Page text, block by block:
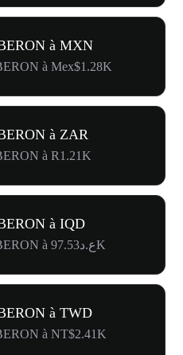
à MXN
à Mex$1.28K
à ZAR
à R1.21K
à IQD
Conversion de 1 UBERON à ع.د97.53K
à TWD
à NT$2.41K